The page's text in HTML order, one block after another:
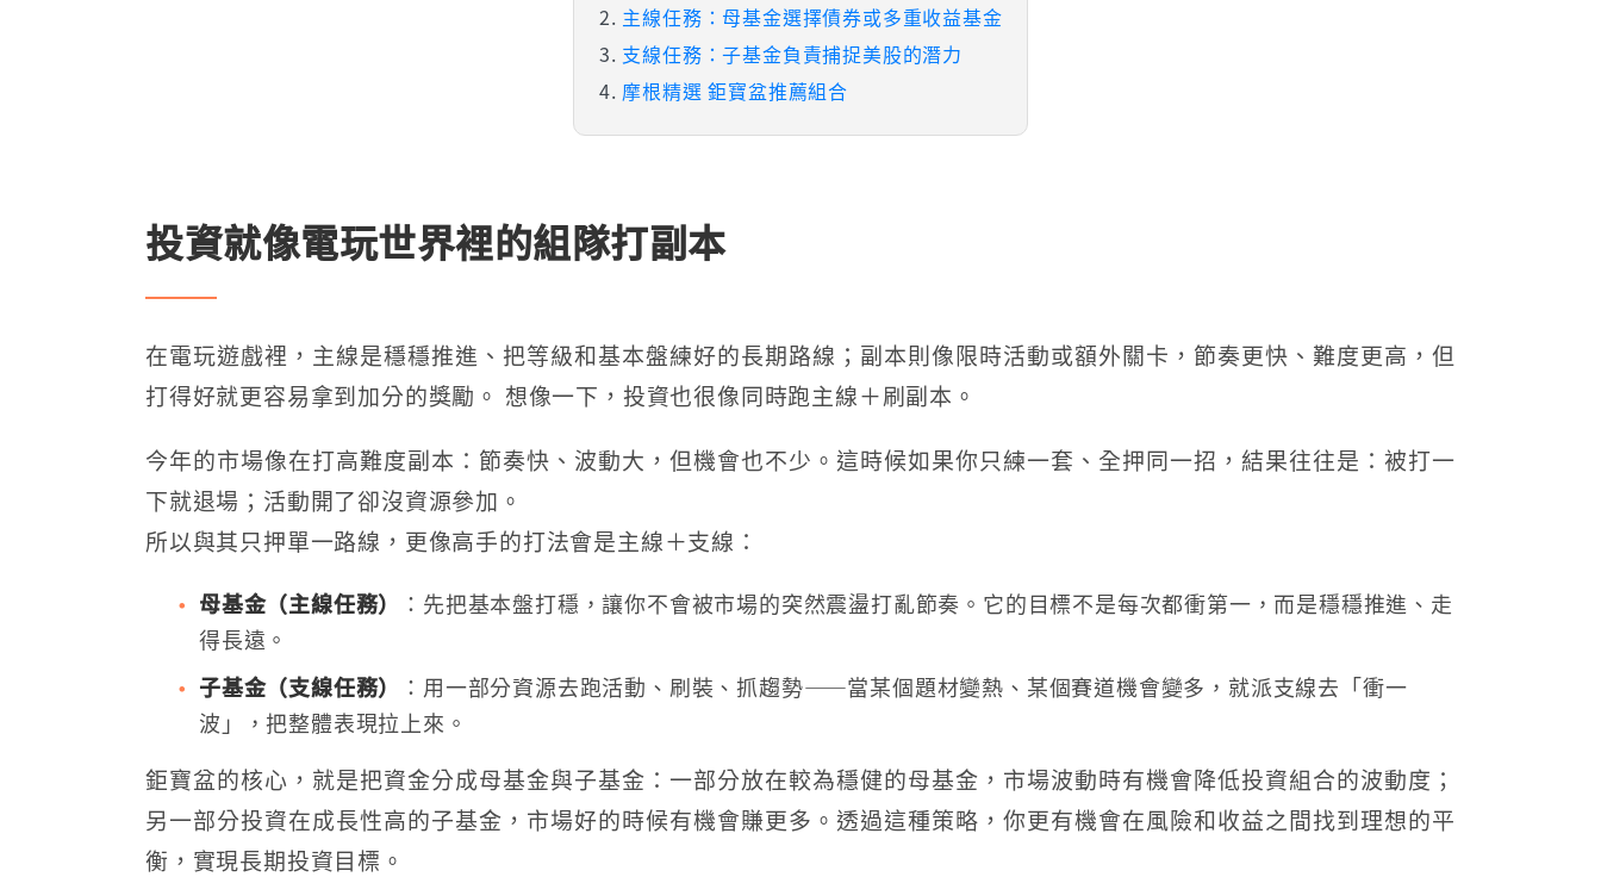
主線任務：母基金選擇債券或多重收益基金
支線任務：子基金負責捕捉美股的潛力
摩根精選 鉅寶盆推薦組合
投資就像電玩世界裡的組隊打副本
在電玩遊戲裡，主線是穩穩推進、把等級和基本盤練好的長期路線；副本則像限時活動或額外關卡，節奏更快、難度更高，但
打得好就更容易拿到加分的獎勵。 想像一下，投資也很像同時跑主線＋刷副本。
今年的市場像在打高難度副本：節奏快、波動大，但機會也不少。這時候如果你只練一套、全押同一招，結果往往是：被打一
下就退場；活動開了卻沒資源參加。
所以與其只押單一路線，更像高手的打法會是主線＋支線：
母基金（主線任務）
：先把基本盤打穩，讓你不會被市場的突然震盪打亂節奏。它的目標不是每次都衝第一，而是穩穩推進、走
得長遠。
子基金（支線任務）
：用一部分資源去跑活動、刷裝、抓趨勢——當某個題材變熱、某個賽道機會變多，就派支線去「衝一
波」，把整體表現拉上來。
鉅寶盆的核心，就是把資金分成母基金與子基金：一部分放在較為穩健的母基金，市場波動時有機會降低投資組合的波動度；
另一部分投資在成長性高的子基金，市場好的時候有機會賺更多。透過這種策略，你更有機會在風險和收益之間找到理想的平
衡，實現長期投資目標。